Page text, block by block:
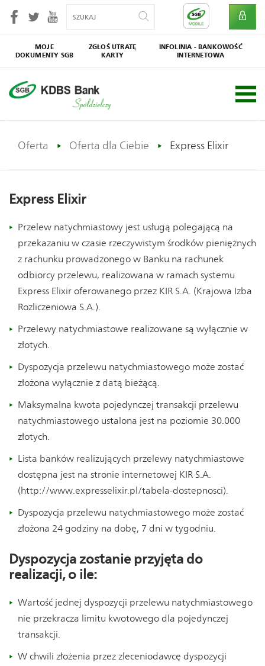
MOJE
DOKUMENTY SGB
ZGŁOŚ UTRATĘ
KARTY
INFOLINIA - BANKOWOŚĆ
INTERNETOWA
Oferta Oferta dla Ciebie Express Elixir
Express Elixir
Przelew natychmiastowy jest usługą polegającą na
przekazaniu w czasie rzeczywistym środków pieniężnych
z rachunku prowadzonego w Banku na rachunek
odbiorcy przelewu, realizowana w ramach systemu
Express Elixir oferowanego przez KIR S.A. (Krajowa Izba
Rozliczeniowa S.A.).
Przelewy natychmiastowe realizowane są wyłącznie w
złotych.
Dyspozycja przelewu natychmiastowego może zostać
złożona wyłącznie z datą bieżącą.
Maksymalna kwota pojedynczej transakcji przelewu
natychmiastowego ustalona jest na poziomie 30.000
złotych.
Lista banków realizujących przelewy natychmiastowe
dostępna jest na stronie internetowej KIR S.A.
(http://www.expresselixir.pl/tabela-dostepnosci).
Dyspozycja przelewu natychmiastowego może zostać
złożona 24 godziny na dobę, 7 dni w tygodniu.
Dyspozycja zostanie przyjęta do
realizacji, o ile:
Wartość jednej dyspozycji przelewu natychmiastowego
nie przekracza limitu kwotowego dla pojedynczej
transakcji.
W chwili złożenia przez zleceniodawcę dyspozycji